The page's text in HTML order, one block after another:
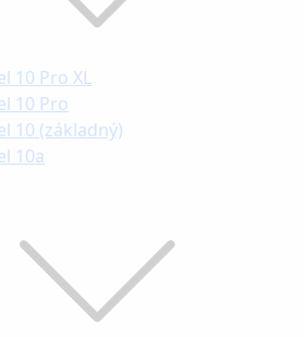
10 Pro XL
10 Pro
10 (základný)
10a